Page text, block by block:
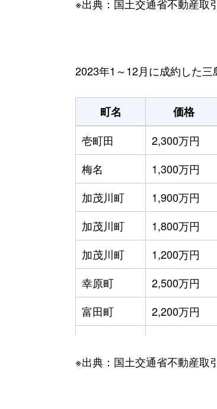
※出典：国土交通省不動産取
2023年1～12月に成約した三
町名 価格
壱町田
2,300万円
梅名
1,300万円
加茂川町
1,900万円
加茂川町
1,800万円
加茂川町
1,200万円
幸原町
2,500万円
富田町
2,200万円
中
1,400万円
※出典：国土交通省不動産取